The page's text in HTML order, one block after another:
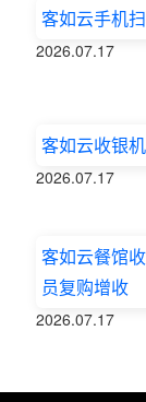
客如云手机
2026.07.17
客如云收银
2026.07.17
客如云餐馆
员复购增收
2026.07.17